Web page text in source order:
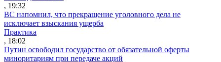
, 19:32
ВС напомнил, что прекращение уголовного дела не
исключает взыскания ущерба
Практика
, 18:02
Путин освободил государство от обязательной оферты
миноритариям при передаче акций